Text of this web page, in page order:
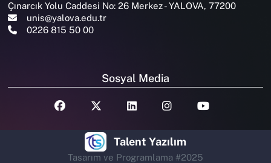
Çınarcık Yolu Caddesi No: 26 Merkez - YALOVA, 77200
unis@yalova.edu.tr
0226 815 50 00
Sosyal Media
Talent Yazılım
Tasarım ve Programlama #2025